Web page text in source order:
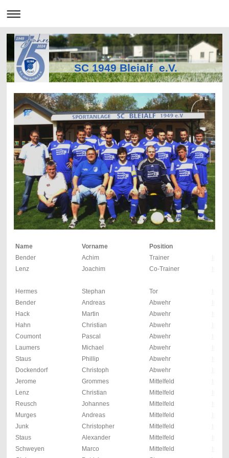
SC 1949 Bleialf e.V.
Name Vorname
Position
Bender
Achim Trainer
Lenz
Joachim Co-Trainer
Hermes Stephan Tor
Bender
Andreas Abwehr
Hack
Martin Abwehr
Hahn
Christian Abwehr
Coumont
Pascal Abwehr
Laumers
Michael Abwehr
Staus
Phillip Abwehr
Dockendorf
Christoph Abwehr
Jerome
Grommes Mittelfeld
Lenz
Christian Mittelfeld
Reusch
Johannes Mittelfeld
Murges
Andreas Mittelfeld
Junk
Christopher Mittelfeld
Staus
Alexander Mittelfeld
Schweyen
Marco Mittelfeld